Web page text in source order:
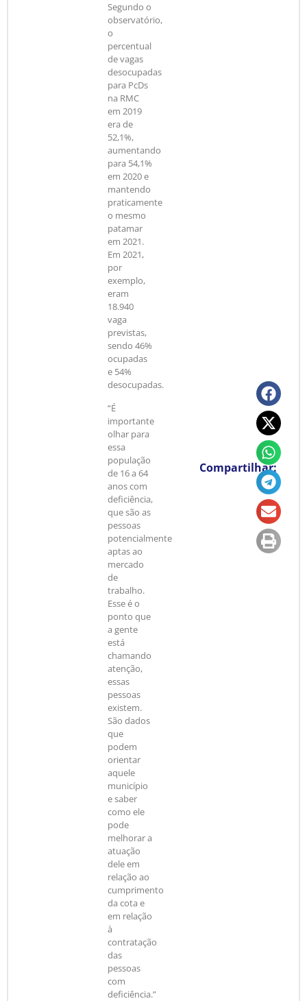
Segundo o
observatório,
o
percentual
de vagas
desocupadas
para PcDs
na RMC
em 2019
era de
52,1%,
aumentando
para 54,1%
em 2020 e
mantendo
praticamente
o mesmo
patamar
em 2021.
Em 2021,
por
exemplo,
eram
18.940
vaga
previstas,
sendo 46%
ocupadas
e 54%
desocupadas.
“É
importante
olhar para
essa
população
de 16 a 64
anos com
deficiência,
que são as
pessoas
potencialmente
aptas ao
mercado
de
trabalho.
Esse é o
ponto que
a gente
está
chamando
atenção,
essas
pessoas
existem.
São dados
que
podem
orientar
aquele
município
e saber
como ele
pode
melhorar a
atuação
dele em
relação ao
cumprimento
da cota e
em relação
à
contratação
das
pessoas
com
deficiência.”
Compartilhar: